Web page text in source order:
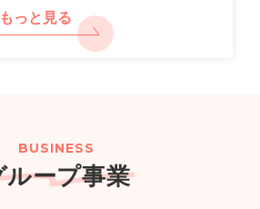
ニュースリリース
もっと見る
BUSINESS
ループ事業